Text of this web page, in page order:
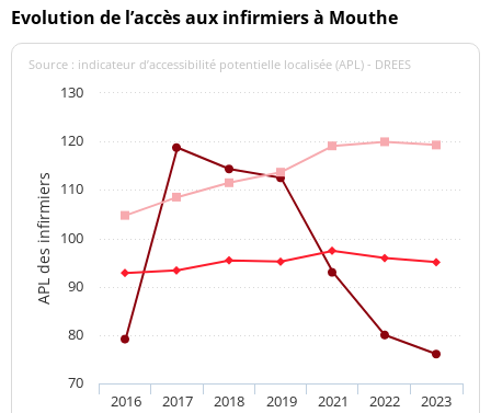
Evolution de l’accès aux infirmiers à Mouthe
APL des infirmiers
Source : indicateur d’accessibilité potentielle localisée (APL) - DREES
2016 2017 2018 2019 2021 2022 2023
70
80
90
100
110
120
130